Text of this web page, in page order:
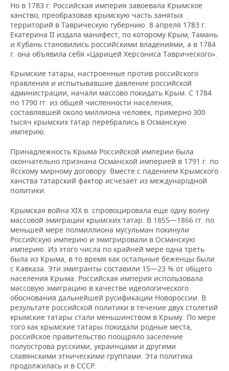
Но в 1783 г. Российская империя завоевала Крымское
ханство, преобразовав крымскую часть занятых
территорий в Таврическую губернию. 8 апреля 1783 г.
Екатерина II издала манифест, по которому Крым, Тамань
и Кубань становились российскими владениями, а в 1784
г. она объявила себя «Царицей Херсониса Таврического».
Крымские татары, настроенные против российского
правления и испытывавшие давление российской
администрации, начали массово покидать Крым. С 1784
по 1790 гг. из общей численности населения,
составлявшей около миллиона человек, примерно 300
тысяч крымских татар перебрались в Османскую
империю.
Принадлежность Крыма Российской империи была
окончательно признана Османской империей в 1791 г. по
Ясскому мирному договору. Вместе с падением Крымского
ханства татарский фактор исчезает из международной
политики.
Крымская война XIX в. спровоцировала еще одну волну
массовой эмиграции крымских татар. В 1855—1866 гг. по
меньшей мере полмиллиона мусульман покинули
Российскую империю и эмигрировали в Османскую
империю. Из этого числа по крайней мере одна треть
была из Крыма, в то время как остальные беженцы были
с Кавказа. Эти эмигранты составили 15—23 % от общего
населения Крыма. Российская империя использовала
массовую эмиграцию в качестве идеологического
обоснования дальнейшей русификации Новороссии. В
результате российской политики в течение двух столетий
крымские татары стали меньшинством в Крыму. По мере
того как крымские татары покидали родные места,
российское правительство поощряло заселение
полуострова русскими, украинцами и другими
славянскими этническими группами. Эта политика
продолжилась и в СССР.